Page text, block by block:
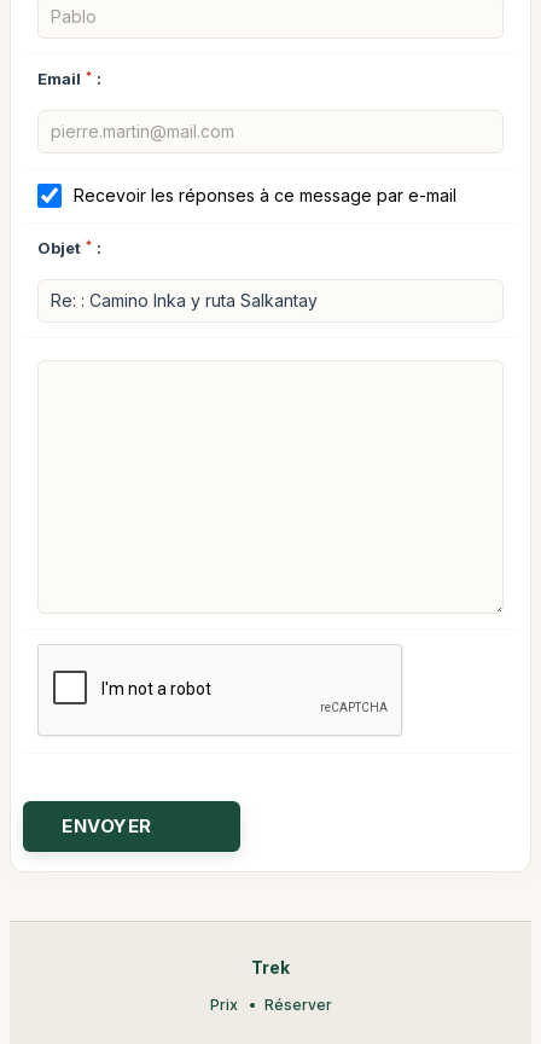
Email * :
Recevoir les réponses à ce message par e-mail
Objet * :
Trek
Prix Réserver